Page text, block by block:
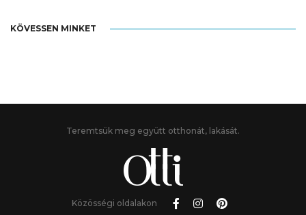
KÖVESSEN MINKET
Teremtsük meg együtt otthonát, lakását.
Közösségi oldalakon